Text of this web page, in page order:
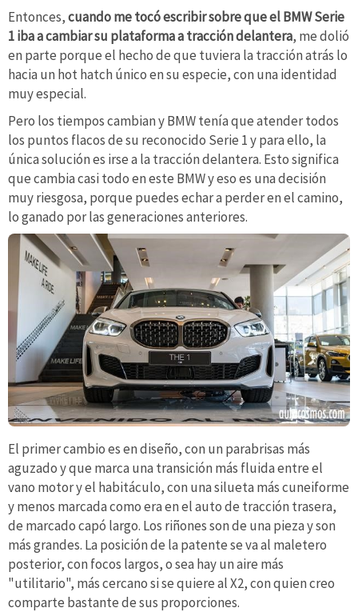
Entonces,cuando me tocó escribir sobre que el BMW Serie
1 iba a cambiar su plataforma a tracción delantera, me dolió
en parte porque el hecho de que tuviera la tracción atrás lo
hacia un hot hatch único en su especie, con una identidad
muy especial.
Pero los tiempos cambian y BMW tenía que atender todos
los puntos flacos de su reconocido Serie 1 y para ello, la
única solución es irse a la tracción delantera. Esto significa
que cambia casi todo en este BMW y eso es una decisión
muy riesgosa, porque puedes echar a perder en el camino,
lo ganado por las generaciones anteriores.
El primer cambio es en diseño, con un parabrisas más
aguzado y que marca una transición más fluida entre el
vano motor y el habitáculo, con una silueta más cuneiforme
y menos marcada como era en el auto de tracción trasera,
de marcado capó largo. Los riñones son de una pieza y son
más grandes. La posición de la patente se va al maletero
posterior, con focos largos, o sea hay un aire más
"utilitario", más cercano si se quiere al X2, con quien creo
comparte bastante de sus proporciones.